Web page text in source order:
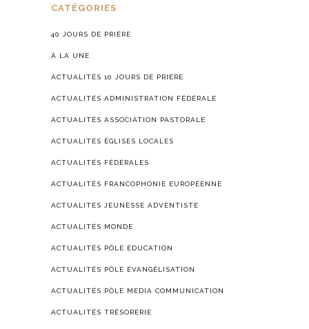
CATÉGORIES
40 JOURS DE PRIÈRE
À LA UNE
ACTUALITÉS 10 JOURS DE PRIÈRE
ACTUALITÉS ADMINISTRATION FÉDÉRALE
ACTUALITÉS ASSOCIATION PASTORALE
ACTUALITÉS ÉGLISES LOCALES
ACTUALITÉS FÉDÉRALES
ACTUALITÉS FRANCOPHONIE EUROPÉENNE
ACTUALITÉS JEUNESSE ADVENTISTE
ACTUALITÉS MONDE
ACTUALITÉS PÔLE EDUCATION
ACTUALITÉS PÔLE ÉVANGÉLISATION
ACTUALITÉS PÔLE MEDIA COMMUNICATION
ACTUALITÉS TRÉSORERIE